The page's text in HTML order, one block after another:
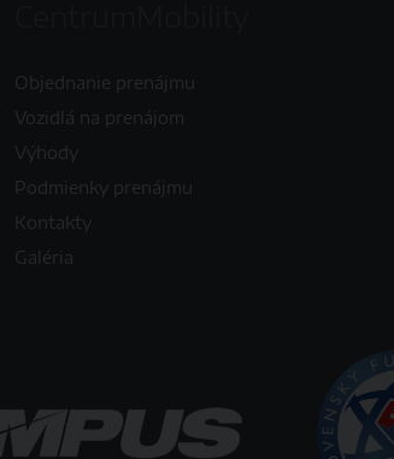
Objednanie prenájmu
Vozidlá na prenájom
Výhody
Podmienky prenájmu
Kontakty
Galéria